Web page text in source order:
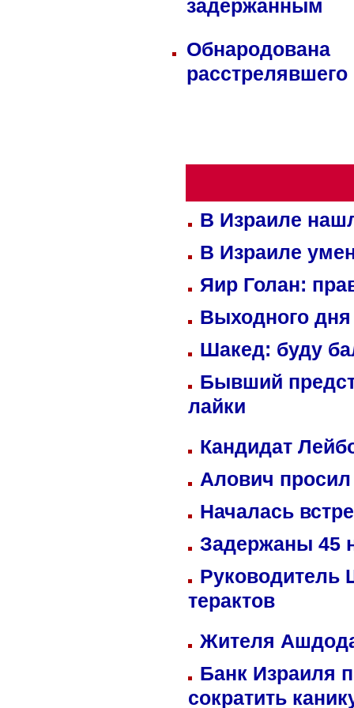
задержанным
В Израиле
В Израиле
Яир Голан:
Выходного
Шакед: буду
Бывший
лайки
Кандидат
Алович просил
Началась
Задержаны 45
Руководитель
терактов
Жителя
Банк Израиля